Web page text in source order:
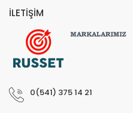
İLETİŞİM
0(541) 375 14 21